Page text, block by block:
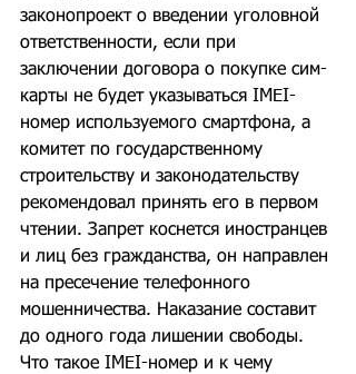
законопроект о введении уголовной
ответственности, если при
заключении договора о покупке сим-
карты не будет указываться IMEI-
номер используемого смартфона, а
комитет по государственному
строительству и законодательству
рекомендовал принять его в первом
чтении. Запрет коснется иностранцев
и лиц без гражданства, он направлен
на пресечение телефонного
мошенничества. Наказание составит
до одного года лишении свободы.
Что такое IMEI-номер и к чему